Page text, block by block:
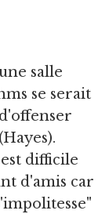
salle
se serait
difficile
d'amis car